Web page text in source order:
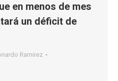
en menos de mes
un déficit de
Ramirez